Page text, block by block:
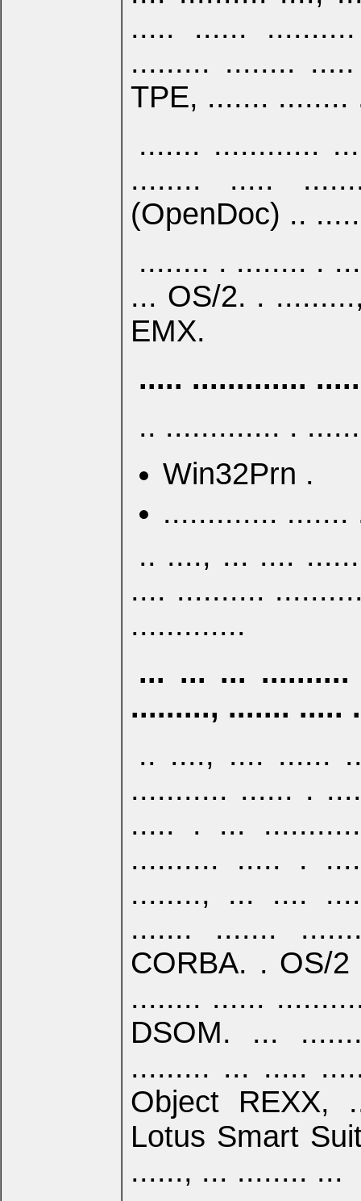
..... ......
......... ........
TPE, .......
....... ............
........ .....
(OpenDoc) ..
........ . ........ .
... OS/2. .
EMX.
..... .............
.. ............. .
Win32Prn .
............. .......
.. ...., ... ....
.... ..........
.............
... ... ...
........., ....... .....
.. ...., .... ......
........... ...... .
..... . ...
.......... ..... .
........, ... ....
....... .......
CORBA. . OS/
........ ......
DSOM. ...
......... ... .....
Object
Lotus Smart
......, ... ........ ...